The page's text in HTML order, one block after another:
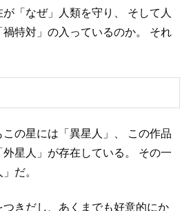
「なぜ」人類を守り、
そして人
特対」の入っているのか。
それ
の星には「異星人」、
この作品
星人」が存在している。
その一
だ。
きだし、あくまでも好意的にか